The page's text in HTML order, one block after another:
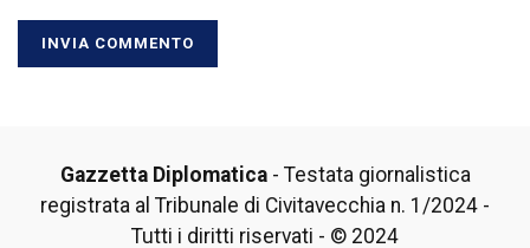
Gazzetta Diplomatica- Testata giornalistica
registrata al Tribunale di Civitavecchia n. 1/2024 -
Tutti i diritti riservati - © 2024